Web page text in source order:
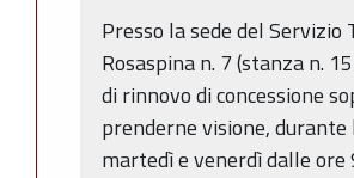
Presso la sede del Servizio
Rosaspina n. 7 (stanza n.
di rinnovo di concessione
prenderne visione, durante
martedì e venerdì dalle ore